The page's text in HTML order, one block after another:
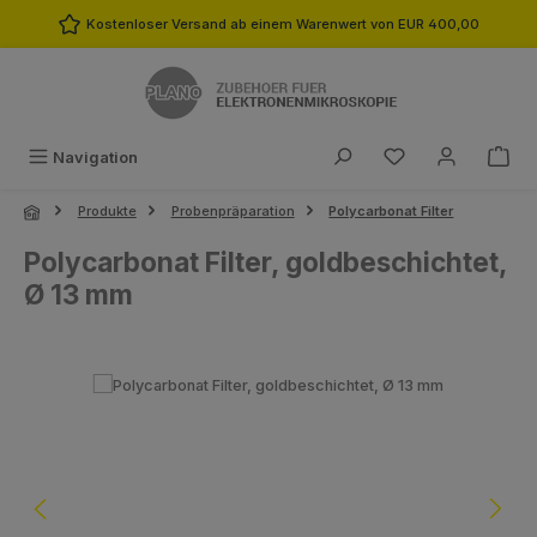
Zum Hauptinhalt springen
Kostenloser Versand ab einem Warenwert von EUR 400,00
Navigation Du hast 0
Produkte Probenpräparation Polycarbonat Filter
Polycarbonat Filter, goldbeschichtet,
Ø 13 mm
Bildergalerie überspringen